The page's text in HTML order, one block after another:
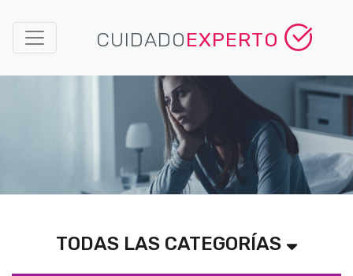
CUIDADOEXPERTO
TODAS LAS CATEGORÍAS